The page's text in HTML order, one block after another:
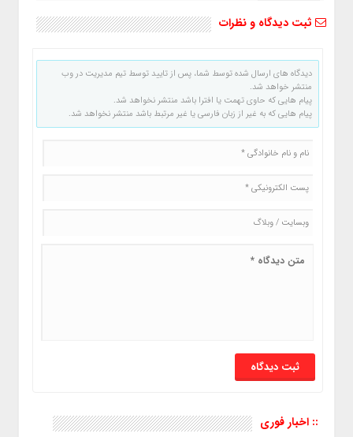
ثبت دیدگاه و نظرات
دیدگاه های ارسال شده توسط شما، پس از تایید توسط تیم مدیریت در وب
منتشر خواهد شد.
پیام هایی که حاوی تهمت یا افترا باشد منتشر نخواهد شد.
پیام هایی که به غیر از زبان فارسی یا غیر مرتبط باشد منتشر نخواهد شد.
:: اخبار فوری